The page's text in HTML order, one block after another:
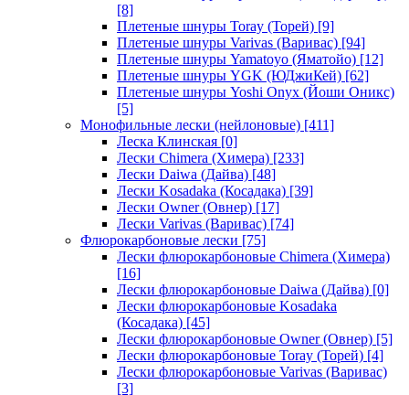
[8]
Плетеные шнуры Toray (Торей) [9]
Плетеные шнуры Varivas (Варивас) [94]
Плетеные шнуры Yamatoyo (Яматойо) [12]
Плетеные шнуры YGK (ЮДжиКей) [62]
Плетеные шнуры Yoshi Onyx (Йоши Оникс)
[5]
Монофильные лески (нейлоновые) [411]
Леска Клинская [0]
Лески Chimera (Химера) [233]
Лески Daiwa (Дайва) [48]
Лески Kosadaka (Косадака) [39]
Лески Owner (Овнер) [17]
Лески Varivas (Варивас) [74]
Флюрокарбоновые лески [75]
Лески флюрокарбоновые Chimera (Химера)
[16]
Лески флюрокарбоновые Daiwa (Дайва) [0]
Лески флюрокарбоновые Kosadaka
(Косадака) [45]
Лески флюрокарбоновые Owner (Овнер) [5]
Лески флюрокарбоновые Toray (Торей) [4]
Лески флюрокарбоновые Varivas (Варивас)
[3]